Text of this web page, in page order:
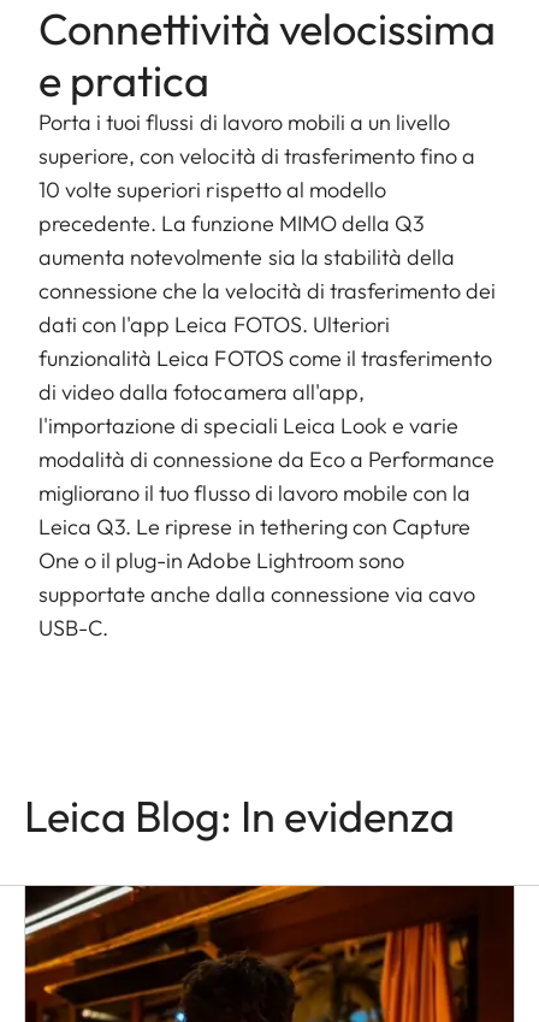
Connettività velocissima
e pratica
Porta i tuoi flussi di lavoro mobili a un livello
superiore, con velocità di trasferimento fino a
10 volte superiori rispetto al modello
precedente. La funzione MIMO della Q3
aumenta notevolmente sia la stabilità della
connessione che la velocità di trasferimento dei
dati con l'app Leica FOTOS. Ulteriori
funzionalità Leica FOTOS come il trasferimento
di video dalla fotocamera all'app,
l'importazione di speciali Leica Look e varie
modalità di connessione da Eco a Performance
migliorano il tuo flusso di lavoro mobile con la
Leica Q3. Le riprese in tethering con Capture
One o il plug-in Adobe Lightroom sono
supportate anche dalla connessione via cavo
USB-C.
Leica Blog: In evidenza